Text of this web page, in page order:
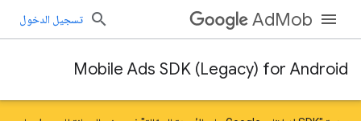
AdMob تسجيل الدخول
Mobile Ads SDK (Legacy) for Android